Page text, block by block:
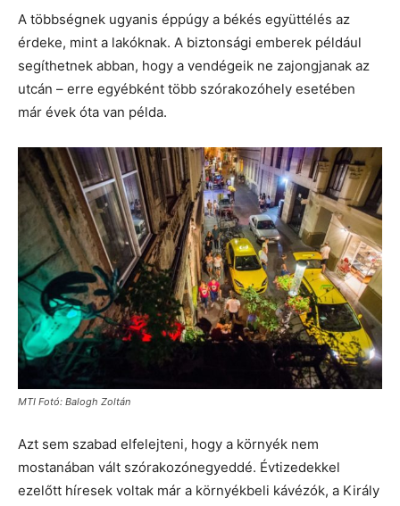
A többségnek ugyanis éppúgy a békés együttélés az
érdeke, mint a lakóknak. A biztonsági emberek például
segíthetnek abban, hogy a vendégeik ne zajongjanak az
utcán – erre egyébként több szórakozóhely esetében
már évek óta van példa.
MTI Fotó: Balogh Zoltán
Azt sem szabad elfelejteni, hogy a környék nem
mostanában vált szórakozónegyeddé. Évtizedekkel
ezelőtt híresek voltak már a környékbeli kávézók, a Király